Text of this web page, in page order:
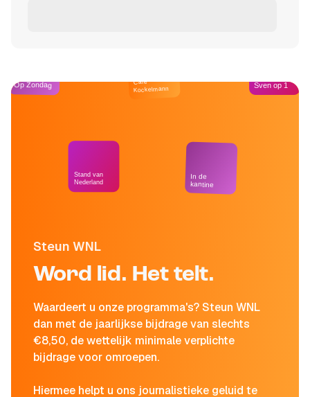
Steun WNL
Word lid. Het telt.
Waardeert u onze programma's? Steun WNL
dan met de jaarlijkse bijdrage van slechts
€8,50, de wettelijk minimale verplichte
bijdrage voor omroepen.
Hiermee helpt u ons journalistieke geluid te
Op Zondag
Stand van
Nederland
Café
Kockelmann
In de
kantine
Sven op 1